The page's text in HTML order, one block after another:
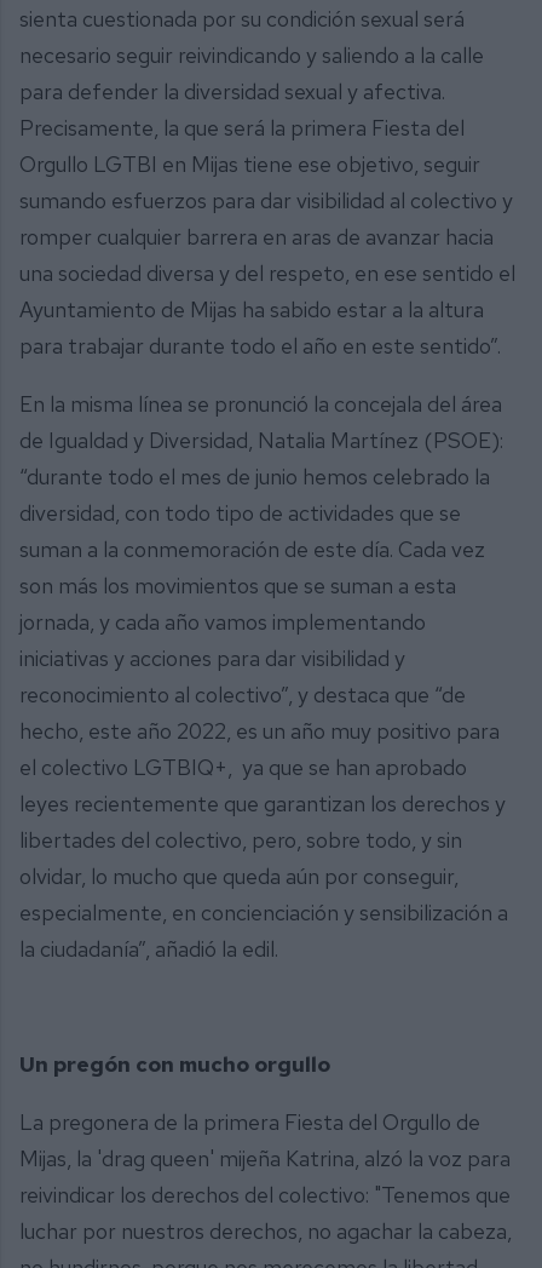
sienta cuestionada por su condición sexual será
necesario seguir reivindicando y saliendo a la calle
para defender la diversidad sexual y afectiva.
Precisamente, la que será la primera Fiesta del
Orgullo LGTBI en Mijas tiene ese objetivo, seguir
sumando esfuerzos para dar visibilidad al colectivo y
romper cualquier barrera en aras de avanzar hacia
una sociedad diversa y del respeto, en ese sentido el
Ayuntamiento de Mijas ha sabido estar a la altura
para trabajar durante todo el año en este sentido”.
En la misma línea se pronunció la concejala del área
de Igualdad y Diversidad, Natalia Martínez (PSOE):
“durante todo el mes de junio hemos celebrado la
diversidad, con todo tipo de actividades que se
suman a la conmemoración de este día. Cada vez
son más los movimientos que se suman a esta
jornada, y cada año vamos implementando
iniciativas y acciones para dar visibilidad y
reconocimiento al colectivo”, y destaca que “de
hecho, este año 2022, es un año muy positivo para
el colectivo LGTBIQ+, ya que se han aprobado
leyes recientemente que garantizan los derechos y
libertades del colectivo, pero, sobre todo, y sin
olvidar, lo mucho que queda aún por conseguir,
especialmente, en concienciación y sensibilización a
la ciudadanía”, añadió la edil.
Un pregón con mucho orgullo
La pregonera de la primera Fiesta del Orgullo de
Mijas, la 'drag queen' mijeña Katrina, alzó la voz para
reivindicar los derechos del colectivo: "Tenemos que
luchar por nuestros derechos, no agachar la cabeza,